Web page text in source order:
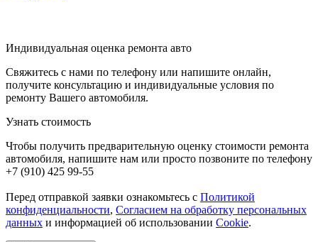
Индивидуальная оценка ремонта авто
Свяжитесь с нами по телефону или напишите онлайн,
получите консультацию и индивидуальные условия по
ремонту Вашего автомобиля.
Узнать стоимость
Чтобы получить предварительную оценку стоимости ремонта
автомобиля, напишите нам или просто позвоните по телефону
+7 (910) 425 99-55
Перед отправкой заявки ознакомьтесь с Политикой
конфиденциальности, Согласием на обработку персональных
данных и информацией об использовании Cookie.